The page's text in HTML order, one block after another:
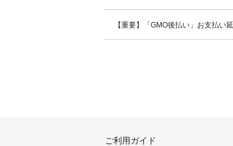
【重要】「GMO後払い」お支払い
ご利用ガイド